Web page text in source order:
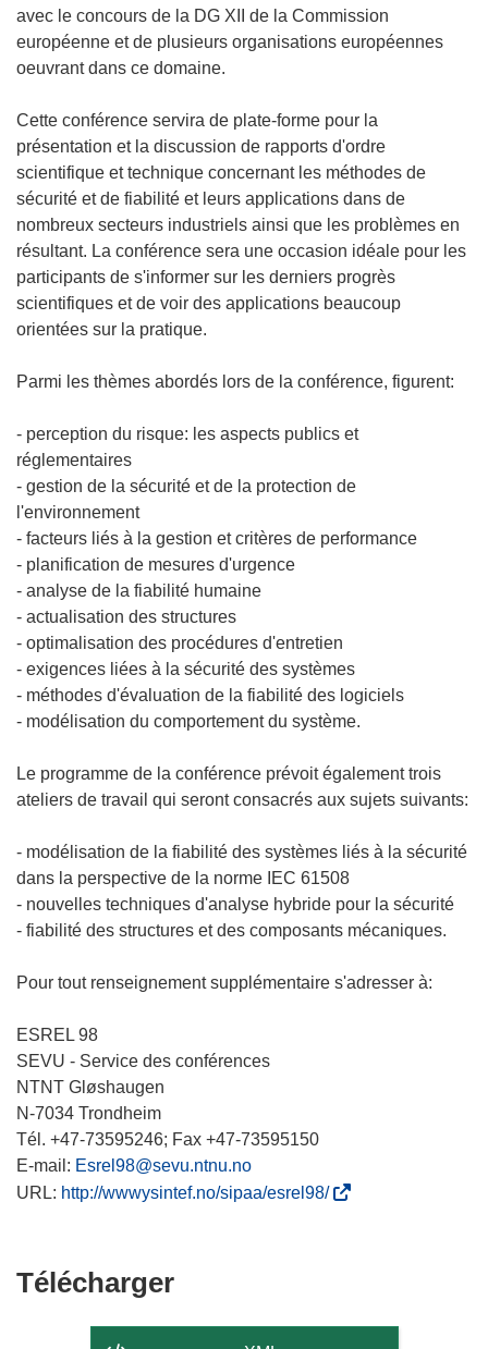
avec le concours de la DG XII de la Commission
européenne et de plusieurs organisations européennes
oeuvrant dans ce domaine.
Cette conférence servira de plate-forme pour la
présentation et la discussion de rapports d'ordre
scientifique et technique concernant les méthodes de
sécurité et de fiabilité et leurs applications dans de
nombreux secteurs industriels ainsi que les problèmes en
résultant. La conférence sera une occasion idéale pour les
participants de s'informer sur les derniers progrès
scientifiques et de voir des applications beaucoup
orientées sur la pratique.
Parmi les thèmes abordés lors de la conférence, figurent:
- perception du risque: les aspects publics et
réglementaires
- gestion de la sécurité et de la protection de
l'environnement
- facteurs liés à la gestion et critères de performance
- planification de mesures d'urgence
- analyse de la fiabilité humaine
- actualisation des structures
- optimalisation des procédures d'entretien
- exigences liées à la sécurité des systèmes
- méthodes d'évaluation de la fiabilité des logiciels
- modélisation du comportement du système.
Le programme de la conférence prévoit également trois
ateliers de travail qui seront consacrés aux sujets suivants:
- modélisation de la fiabilité des systèmes liés à la sécurité
dans la perspective de la norme IEC 61508
- nouvelles techniques d'analyse hybride pour la sécurité
- fiabilité des structures et des composants mécaniques.
Pour tout renseignement supplémentaire s'adresser à:
ESREL 98
SEVU - Service des conférences
NTNT Gløshaugen
N-7034 Trondheim
Tél. +47-73595246; Fax +47-73595150
E-mail: Esrel98@sevu.ntnu.no
URL: http://wwwysintef.no/sipaa/esrel98/(
TéléchargerTélécharger